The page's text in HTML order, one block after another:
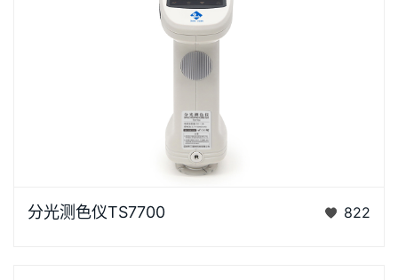
仪是3nh公司花费3年时间、精心设计的、完…
分光测色仪TS7700 822